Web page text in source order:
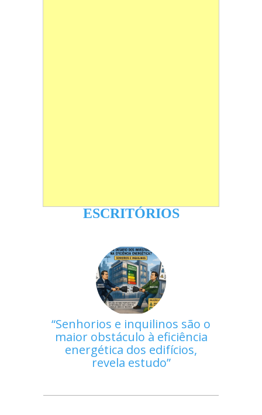
ESCRITÓRIOS
Senhorios e inquilinos são o
maior obstáculo à eficiência
energética dos edifícios,
revela estudo